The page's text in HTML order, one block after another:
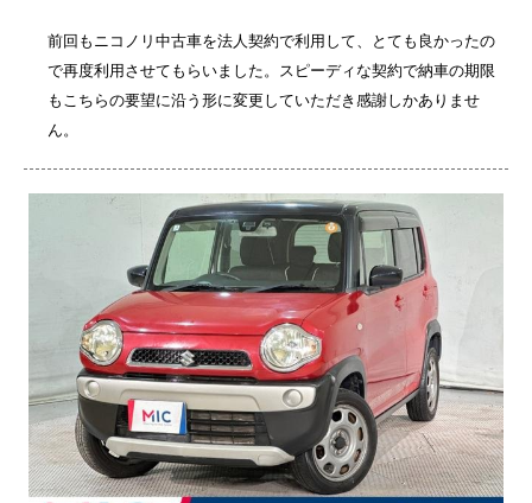
前回もニコノリ中古車を法人契約で利用して、とても良かったの
で再度利用させてもらいました。スピーディな契約で納車の期限
もこちらの要望に沿う形に変更していただき感謝しかありませ
ん。